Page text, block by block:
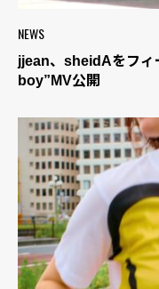
NEWS
jjean、sheidAをフィ
boy”MV公開